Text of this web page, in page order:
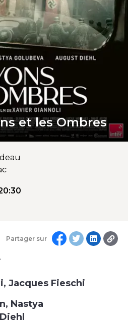
et les Ombres
Partager sur
Jacques Fieschi
Nastya